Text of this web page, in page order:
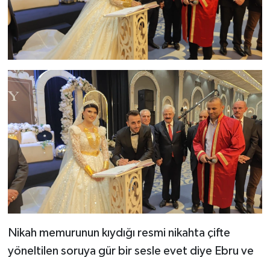
Nikah memurunun kıydığı resmi nikahta çifte
yöneltilen soruya gür bir sesle evet diye Ebru ve